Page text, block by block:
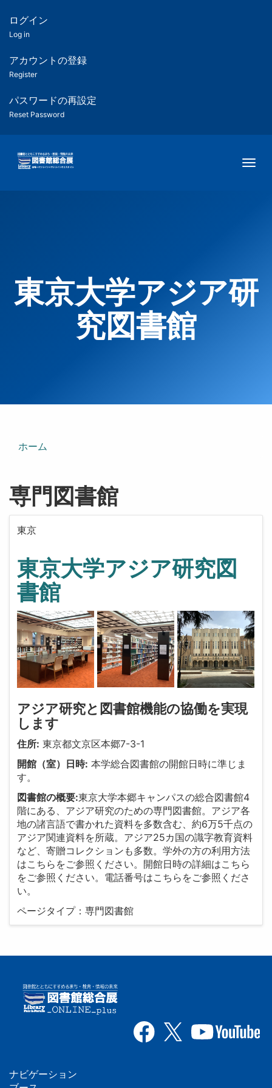
ツ
匿
名
ユ
ー
ー
用
メ
ー
ログイン
Log in
アカウントの登録
Register
パスワードの再設定
Reset Password
東京大学アジア研
究図書館
ホーム
専門図書館
東京
東京大学アジア研究図
書館
アジア研究と図書館機能の協働を実現
します
住所: 東京都文京区本郷7-3-1
開館（室）日時: 本学総合図書館の開館日時に準じま
す。
図書館の概要:東京大学本郷キャンパスの総合図書館4
階にある、アジア研究のための専門図書館。アジア各
地の諸言語で書かれた資料を多数含む、約6万5千点の
アジア関連資料を所蔵。アジア25カ国の識字教育資料
など、寄贈コレクションも多数。学外の方の利用方法
はこちらをご参照ください。開館日時の詳細はこちら
をご参照ください。電話番号はこちらをご参照くださ
い。
ページタイプ：専門図書館
ナビゲーション